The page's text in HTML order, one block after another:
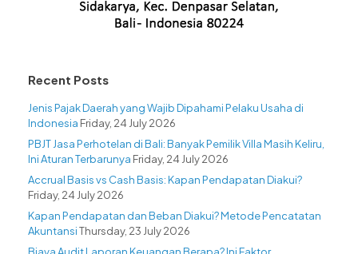
Recent Posts
Jenis Pajak Daerah yang Wajib Dipahami Pelaku Usaha di
Indonesia Friday, 24 July 2026
PBJT Jasa Perhotelan di Bali: Banyak Pemilik Villa Masih Keliru,
Ini Aturan Terbarunya Friday, 24 July 2026
Accrual Basis vs Cash Basis: Kapan Pendapatan Diakui?
Friday, 24 July 2026
Kapan Pendapatan dan Beban Diakui? Metode Pencatatan
AkuntansiThursday, 23 July 2026